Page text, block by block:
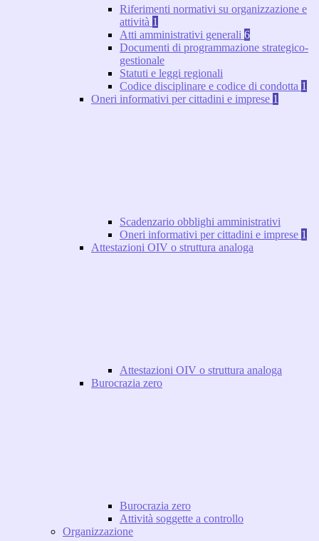
Riferimenti normativi su organizzazione e
attività 1
Atti amministrativi generali 6
Documenti di programmazione strategico-
gestionale
Statuti e leggi regionali
Codice disciplinare e codice di condotta 1
Oneri informativi per cittadini e imprese 1
Scadenzario obblighi amministrativi
Oneri informativi per cittadini e imprese 1
Attestazioni OIV o struttura analoga
Attestazioni OIV o struttura analoga
Burocrazia zero
Burocrazia zero
Attività soggette a controllo
Organizzazione